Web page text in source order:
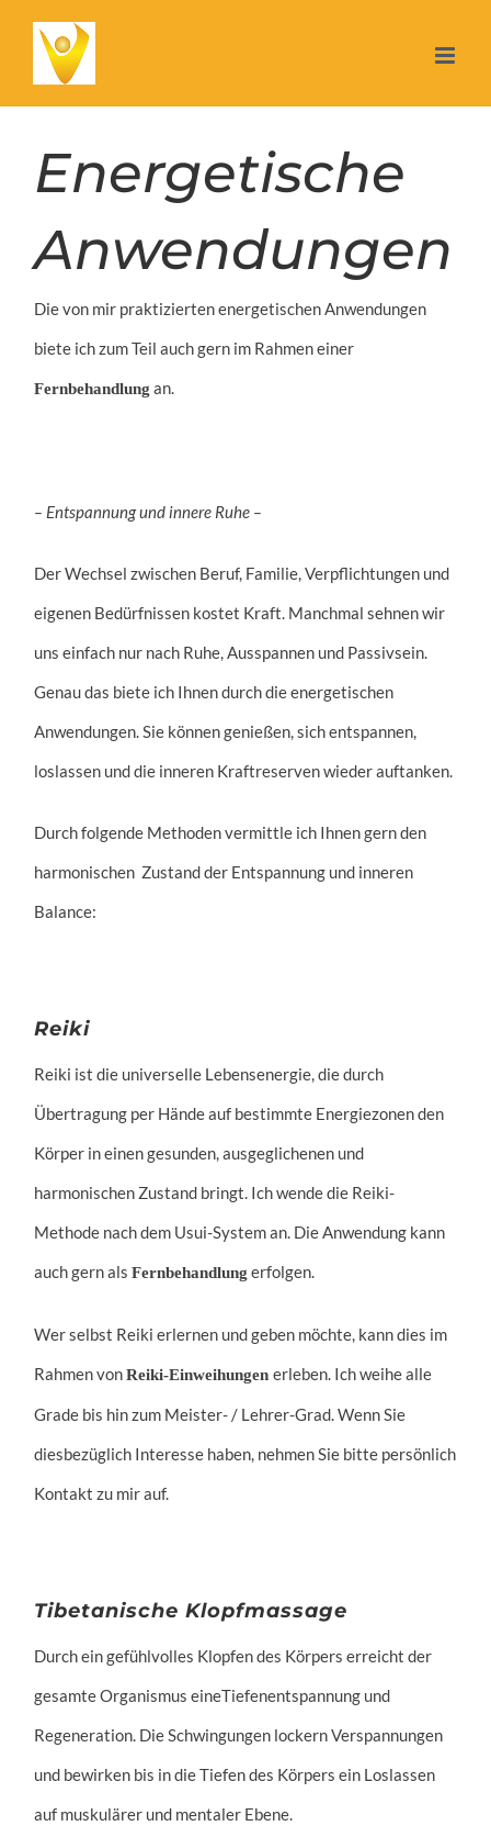
Energetische
Anwendungen
Die von mir praktizierten energetischen Anwendungen
biete ich zum Teil auch gern im Rahmen einer
Fernbehandlung an.
– Entspannung und innere Ruhe –
Der Wechsel zwischen Beruf, Familie, Verpflichtungen und
eigenen Bedürfnissen kostet Kraft. Manchmal sehnen wir
uns einfach nur nach Ruhe, Ausspannen und Passivsein.
Genau das biete ich Ihnen durch die energetischen
Anwendungen. Sie können genießen, sich entspannen,
loslassen und die inneren Kraftreserven wieder auftanken.
Durch folgende Methoden vermittle ich Ihnen gern den
harmonischen Zustand der Entspannung und inneren
Balance:
Reiki
Reiki ist die universelle Lebensenergie, die durch
Übertragung per Hände auf bestimmte Energiezonen den
Körper in einen gesunden, ausgeglichenen und
harmonischen Zustand bringt. Ich wende die Reiki-
Methode nach dem Usui-System an. Die Anwendung kann
auch gern alsFernbehandlung erfolgen.
Wer selbst Reiki erlernen und geben möchte, kann dies im
Rahmen vonReiki-Einweihungenerleben. Ich weihe alle
Grade bis hin zum Meister- / Lehrer-Grad. Wenn Sie
diesbezüglich Interesse haben, nehmen Sie bitte persönlich
Kontakt zu mir auf.
Tibetanische Klopfmassage
Durch ein gefühlvolles Klopfen des Körpers erreicht der
gesamte Organismus eineTiefenentspannung und
Regeneration. Die Schwingungen lockern Verspannungen
und bewirken bis in die Tiefen des Körpers ein Loslassen
auf muskulärer und mentaler Ebene.